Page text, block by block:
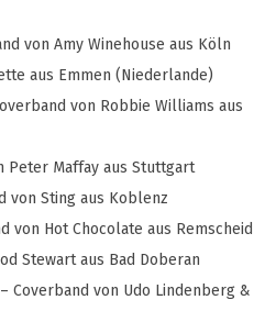
von Amy Winehouse aus Köln
aus Emmen (Niederlande)
von Robbie Williams aus
Peter Maffay aus Stuttgart
von Sting aus Koblenz
von Hot Chocolate aus Remscheid
Stewart aus Bad Doberan
Coverband von Udo Lindenberg &